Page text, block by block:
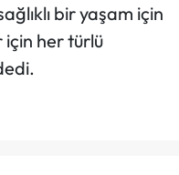
bir yaşam için
için her türlü